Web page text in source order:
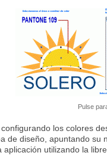
Pulse
los colores
de diseño, apuntando su
aplicación utilizando la